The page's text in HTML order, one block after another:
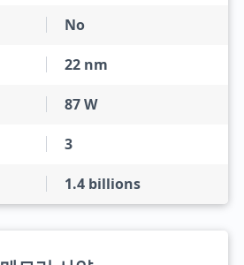
No
22 nm
87 W
3
1.4 billions